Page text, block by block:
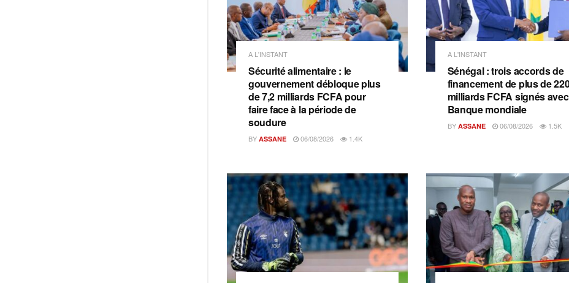
A L'INSTANT
Sécurité alimentaire : le
gouvernement débloque plus
de 7,2 milliards FCFA pour
faire face à la période de
soudure
BY ASSANE 06/08/2026 1.4K
A L'INSTANT
Sénégal : trois accords de
financement de plus de
milliards FCFA signés
Banque mondiale
BY ASSANE 06/08/2026 1.5K